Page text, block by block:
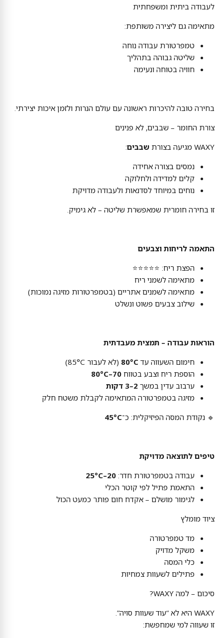
לעבודה ביתית ומשפחתית
מתאימה גם ליצירה משותפת:
טמפרטורת עבודה נוחה
שליטה גבוהה בתהליך
חוויה בטוחה ונעימה
בחירה טובה להיכרות ראשונה עם עולם הנרות ולזמן איכות יצירתי.
צורת החומר – שבבים, לא פנינים
WAXY מגיעה בצורת
שבבים:
נמסים בצורה אחידה
קלים למדידה ולחלוקה
נוחים במיוחד לסדנאות ולעבודה מדויקת
זו בחירה חומרית שמאפשרת שליטה – לא גימיק.
התאמה לריחות וצבעים
הפצת ריח: ⭐⭐⭐⭐⭐
מתאימה לשמני ריח
מתאימה לשמנים אתריים (בטמפרטורות מזיגה נמוכות)
שילוב צבעים פשוט ונשלט
הוראות עבודה – תמצית מעבדתית
חימום השעווה עד 80°C (לא לעבור 85°C)
הוספת ריח וצבע בטווח 70–80°C
ערבוב עדין במשך 2–3 דקות
מזיגה בטמפרטורה המתאימה לקבלת משטח חלק
🔹 נקודת המסה הפיזיקלית: כ־45°C
טיפים לתוצאה מדויקת
עבודה בטמפרטורת חדר: 20–25°C
התאמת פתיל לפי קוטר הכלי
לגימור מושלם – אקדח חום פותר כמעט הכול
ציוד מומלץ
מד טמפרטורה
משקל מדויק
כלי המסה
פתילים לשעוות צמחיות
סיכום – למה WAXY?
WAXY היא לא “עוד שעוות סויה”.
זו שעווה למי שמחפשת: